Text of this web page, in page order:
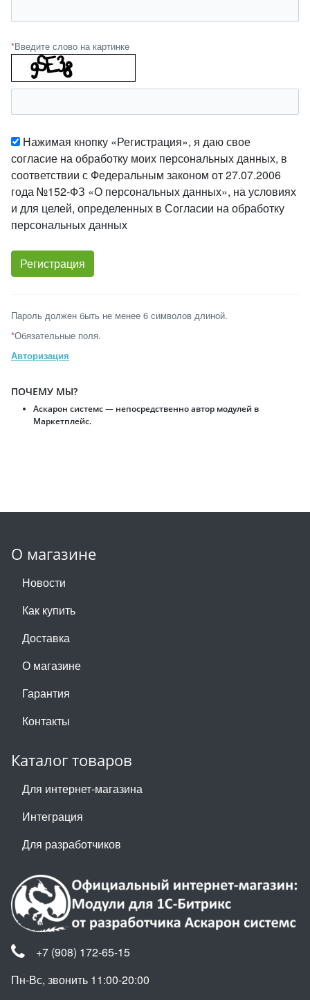
*Введите слово на картинке
Нажимая кнопку «Регистрация», я даю свое
согласие на обработку моих персональных данных, в
соответствии с Федеральным законом от 27.07.2006
года №152-ФЗ «О персональных данных», на условиях
и для целей, определенных в Согласии на обработку
персональных данных
Пароль должен быть не менее 6 символов длиной.
*Обязательные поля.
Авторизация
ПОЧЕМУ МЫ?
Аскарон системс — непосредственно автор модулей в
Маркетплейс.
О магазине
Новости
Как купить
Доставка
О магазине
Гарантия
Контакты
Каталог товаров
Для интернет-магазина
Интеграция
Для разработчиков
+7 (908) 172-65-15
Пн-Вс, звонить 11:00-20:00